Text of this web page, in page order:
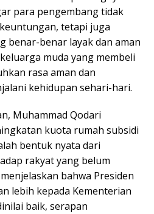
para pengembang tidak
tetapi juga
benar-benar layak dan aman
muda yang membeli
rasa aman dan
kehidupan sehari-hari.
Muhammad Qodari
kuota rumah subsidi
bentuk nyata dari
rakyat yang belum
bahwa Presiden
lebih kepada Kementerian
baik, serapan